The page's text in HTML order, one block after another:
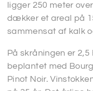
ligger 250 meter
dækker et areal på
sammensat af kalk
På skråningen er
beplantet med
Pinot Noir.